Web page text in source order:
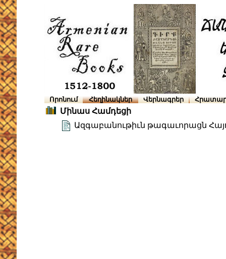
Որոնում Հեղինակներ Վերնագրեր
Մինաս Համդեցի
Ազգաբանութիւն թագաւորացն